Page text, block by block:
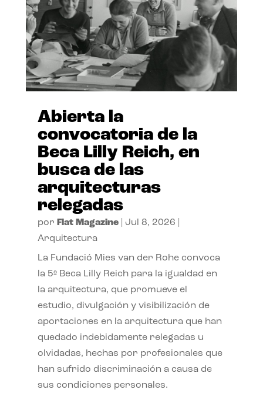
Abierta la
convocatoria de la
Beca Lilly Reich, en
busca de las
arquitecturas
relegadas
por Flat Magazine| Jul 8, 2026
Arquitectura
La Fundació Mies van der Rohe convoca
la 5ª Beca Lilly Reich para la igualdad en
la arquitectura, que promueve el
estudio, divulgación y visibilización de
aportaciones en la arquitectura que han
quedado indebidamente relegadas u
olvidadas, hechas por profesionales que
han sufrido discriminación a causa de
sus condiciones personales.